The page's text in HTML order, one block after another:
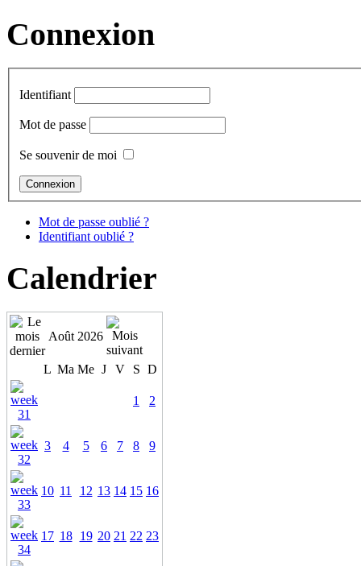
Connexion
Identifiant
Mot de passe
Se souvenir de moi
Mot de passe oublié ?
Identifiant oublié ?
Calendrier
Août 2026
L Ma Me J V S D
1 2
3 4 5 6 7 8 9
10 11 12 13 14 15 16
17 18 19 20 21 22 23